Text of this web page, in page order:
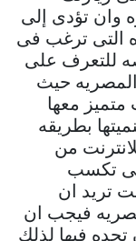
وان تؤدى إلى
ترغب فى
للتعرف على
حيث
معها
بطريقه
من
تكسب
تريد ان
فيجب ان
فيها لذلك